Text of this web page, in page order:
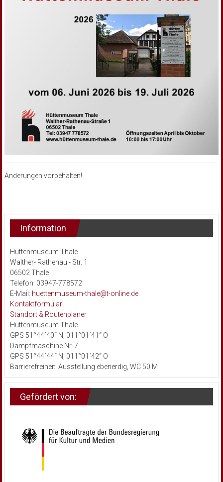
Änderungen vorbehalten!
Information
Hüttenmuseum Thale
Walther- Rathenau - Str. 1
06502 Thale
Telefon: 03947-778572
E-Mail: huettenmuseum-thale@t-online.de
Kontaktformular
Standort & Routenplaner
Hüttenmuseum Thale
GPS 51°44´40“ N; 011°01´41“ O
Dampfmaschine Nr. 7
GPS 51°44´44“ N; 011°01´42“ O
Barrierefreiheit: Ausstellung ebenerdig, WC 50 M
Gefördert von: